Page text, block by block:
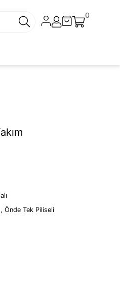
0
Önde Tek Piliseli